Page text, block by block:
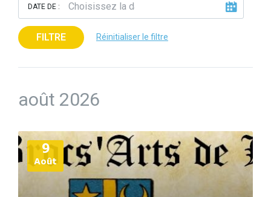
DATE DE :
FILTRE Réinitialiser le filtre
août 2026
9
Août
Plus
d'informations